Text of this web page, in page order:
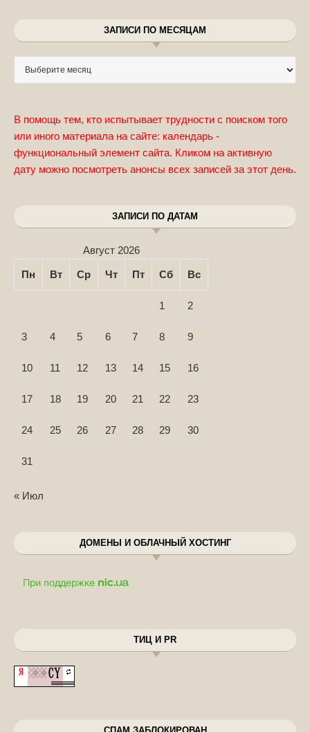
ЗАПИСИ ПО МЕСЯЦАМ
В помощь тем, кто испытывает трудности с поиском того
или иного материала на сайте: календарь -
функциональный элемент сайта. Кликом на активную
дату можно посмотреть анонсы всех записей за этот день.
ЗАПИСИ ПО ДАТАМ
Август 2026
Пн Вт Ср Чт Пт Сб Вс
1 2
3 4 5 6 7 8 9
10 11 12 13 14 15 16
17 18 19 20 21 22 23
24 25 26 27 28 29 30
31
« Июл
ДОМЕНЫ И ОБЛАЧНЫЙ ХОСТИНГ
ТИЦ И PR